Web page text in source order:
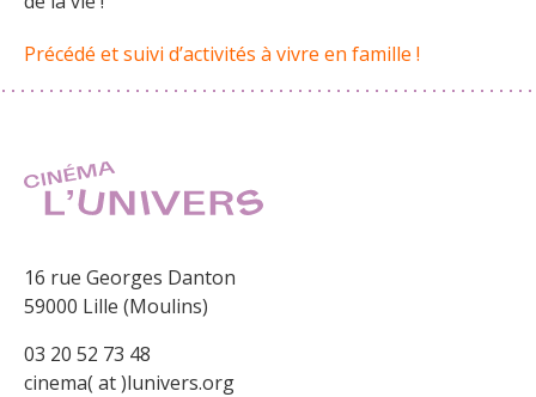
Précédé et suivi d’activités à vivre en famille !
16 rue Georges Danton
59000 Lille (Moulins)
03 20 52 73 48
cinema( at )lunivers.org